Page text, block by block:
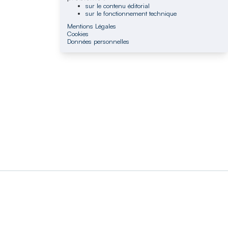
sur le contenu éditorial
sur le fonctionnement technique
Mentions Légales
Cookies
Données personnelles